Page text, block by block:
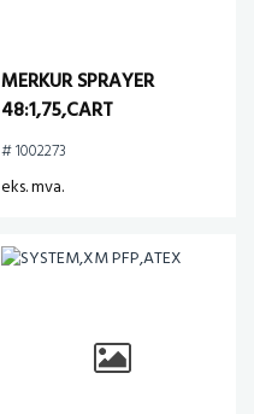
MERKUR SPRAYER
48:1,75,CART
# 1002273
eks. mva.